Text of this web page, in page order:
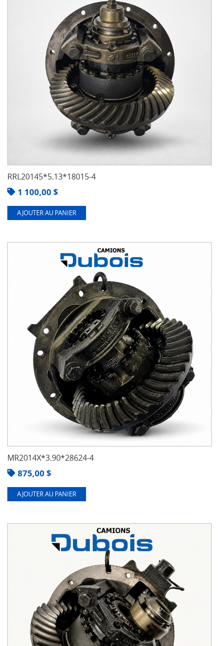
RRL20145*5.13*18015-4
1 100,00 $
AJOUTER AU PANIER
MR2014X*3.90*28624-4
875,00 $
AJOUTER AU PANIER